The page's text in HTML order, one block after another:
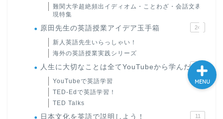
難関大学超絶頻出イディオム・ことわざ・会話文表
現特集
原田先生の英語授業アイデア玉手箱 24
新人英語先生いらっしゃい！
海外の英語授業実践シリーズ
人生に大切なことは全てYouTubeから学んだ
YouTubeで英語学習
TED-Edで英語学習！
TED Talks
日本文化を英語で説明しよう！ 11
MENU